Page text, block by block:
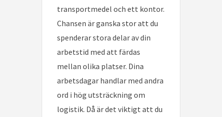
transportmedel och ett kontor.
Chansen är ganska stor att du
spenderar stora delar av din
arbetstid med att färdas
mellan olika platser. Dina
arbetsdagar handlar med andra
ord i hög utsträckning om
logistik. Då är det viktigt att du